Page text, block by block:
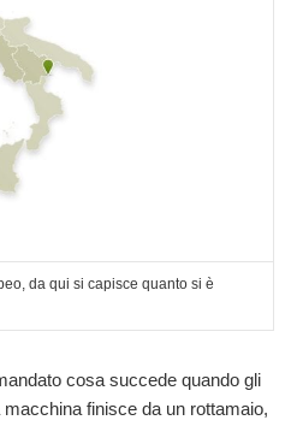
da qui si capisce quanto si è
cosa succede quando gli
finisce da un rottamaio,